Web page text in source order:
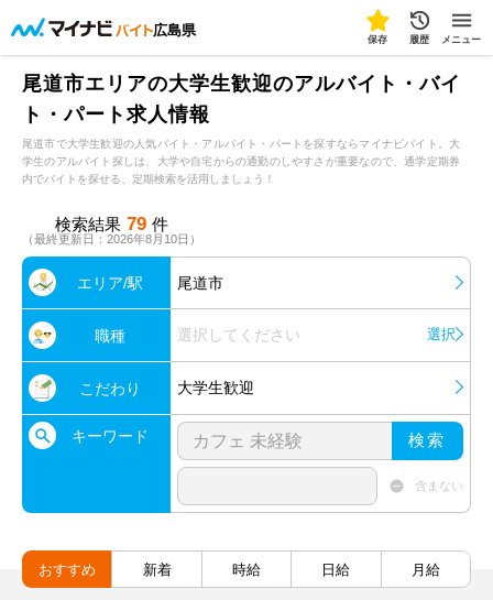
広島県
保存 履歴 メニュー
尾道市エリアの大学生歓迎のアルバイト・バイ
ト・パート求人情報
尾道市で大学生歓迎の人気バイト・アルバイト・パートを探すならマイナビバイト。大
学生のアルバイト探しは、大学や自宅からの通勤のしやすさが重要なので、通学定期券
内でバイトを探せる、定期検索を活用しましょう！
検索結果 79 件
（最終更新日：2026年8月10日）
エリア/駅 尾道市
職種 選択してください 選択
こだわり 大学生歓迎
キーワード 検索
含まない
おすすめ 新着 時給 日給 月給